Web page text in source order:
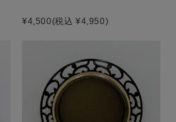
¥4,500(税込 ¥4,950)